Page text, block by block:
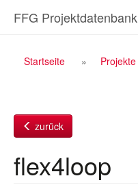
InhaltFFG Projektdatenbank
Breadcrumb
Startseite Projekte
zurück
flex4loop